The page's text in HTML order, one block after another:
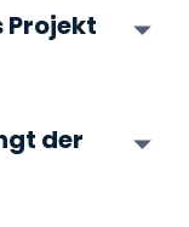
Projekt
der